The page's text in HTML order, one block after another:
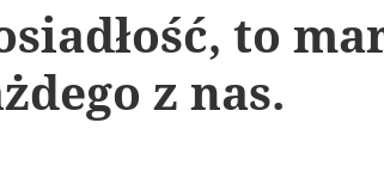
to
z nas.